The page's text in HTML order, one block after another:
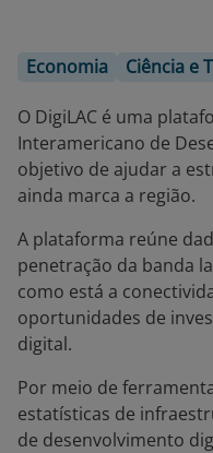
Economia Ciência e
O DigiLAC é uma
Interamericano de
objetivo de ajudar a
ainda marca a região.
A plataforma reúne
penetração da banda
como está a
oportunidades de
digital.
Por meio de
estatísticas de
de desenvolvimento